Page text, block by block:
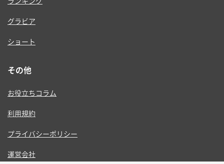
グラビア
ショート
その他
お役立ちコラム
利用規約
プライバシーポリシー
運営会社